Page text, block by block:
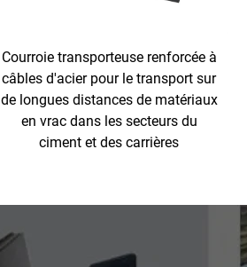
Courroie transporteuse renforcée à
câbles d'acier pour le transport sur
de longues distances de matériaux
en vrac dans les secteurs du
ciment et des carrières